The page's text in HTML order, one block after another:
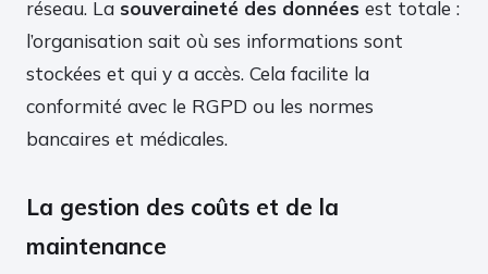
réseau. La souveraineté des données est totale :
l’organisation sait où ses informations sont
stockées et qui y a accès. Cela facilite la
conformité avec le RGPD ou les normes
bancaires et médicales.
La gestion des coûts et de la
maintenance